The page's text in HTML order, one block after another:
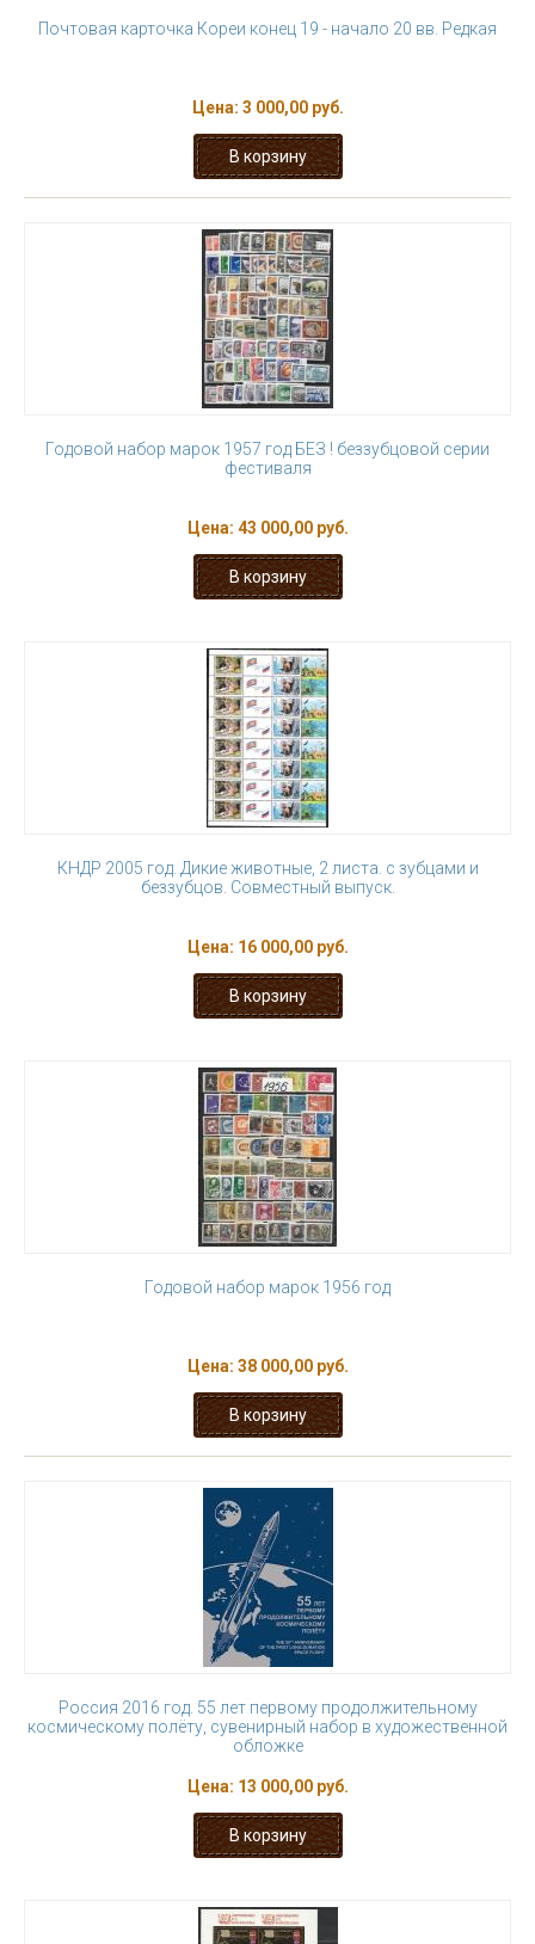
Почтовая карточка Кореи конец 19 - начало 20 вв. Редкая
Цена: 3 000,00 руб.
Годовой набор марок 1957 год БЕЗ ! беззубцовой серии
фестиваля
Цена: 43 000,00 руб.
КНДР 2005 год. Дикие животные, 2 листа. с зубцами и
беззубцов. Совместный выпуск.
Цена: 16 000,00 руб.
Годовой набор марок 1956 год
Цена: 38 000,00 руб.
Россия 2016 год. 55 лет первому продолжительному
космическому полёту, сувенирный набор в художественной
обложке
Цена: 13 000,00 руб.